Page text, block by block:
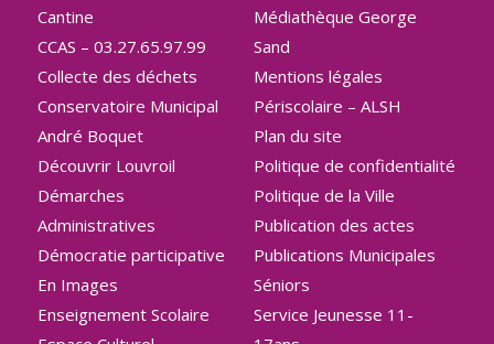
Cantine
CCAS – 03.27.65.97.99
Collecte des déchets
Conservatoire Municipal
André Boquet
Découvrir Louvroil
Démarches
Administratives
Démocratie participative
En Images
Enseignement Scolaire
Médiathèque George
Sand
Mentions légales
Périscolaire – ALSH
Plan du site
Politique de confidentialité
Politique de la Ville
Publication des actes
Publications Municipales
Séniors
Service Jeunesse 11-